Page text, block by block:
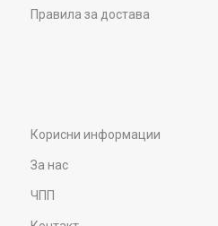
Правила за достава
Корисни информации
За нас
ЧПП